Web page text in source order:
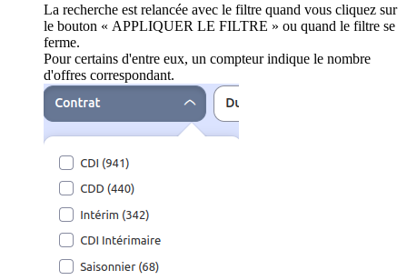
La recherche est relancée avec le filtre quand vous cliquez sur
le bouton « APPLIQUER LE FILTRE » ou quand le filtre se
ferme.
Pour certains d'entre eux, un compteur indique le nombre
d'offres correspondant.